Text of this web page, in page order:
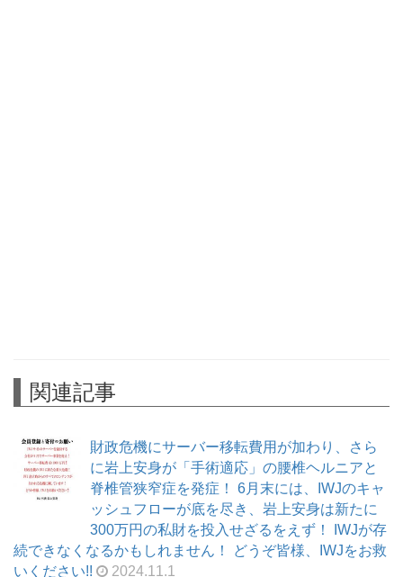
関連記事
財政危機にサーバー移転費用が加わり、さら
に岩上安身が「手術適応」の腰椎ヘルニアと
脊椎管狭窄症を発症！ 6月末には、IWJのキャ
ッシュフローが底を尽き、岩上安身は新たに
300万円の私財を投入せざるをえず！ IWJが存
続できなくなるかもしれません！ どうぞ皆様、IWJをお救
いください!!
2024.11.1